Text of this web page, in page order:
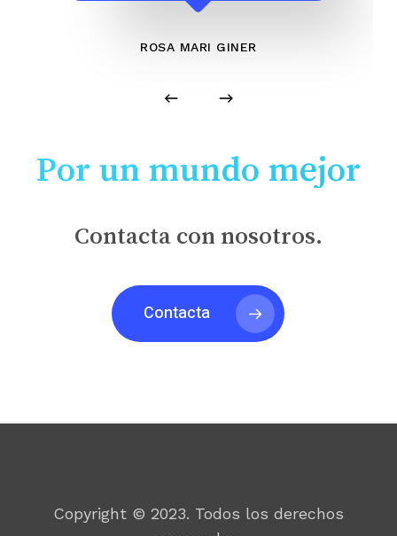
ROSA MARI GINER
Por un mundo mejor
Contacta con nosotros.
Contacta
Copyright © 2023. Todos los derechos